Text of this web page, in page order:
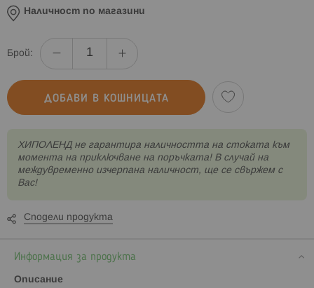
Наличност по магазини
Брой:
ДОБАВИ В КОШНИЦАТА
XИПОЛЕНД не гарантира наличността на стоката към
момента на приключване на поръчката! В случай на
междувременно изчерпана наличност, ще се свържем с
Вас!
Сподели продукта
Информация за продукта
Описание